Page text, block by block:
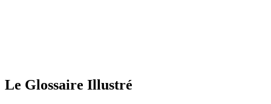
Le Glossaire Illustré